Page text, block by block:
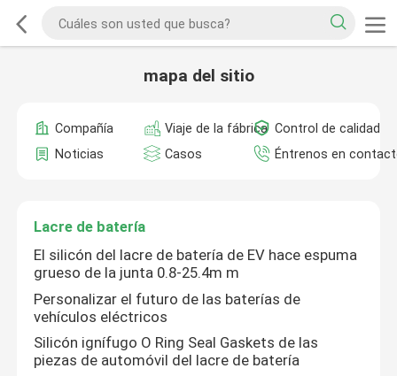
mapa del sitio
Compañía Viaje de la fábrica Control de calidad
Noticias
Casos Éntrenos en
Lacre de batería
El silicón del lacre de batería de EV hace espuma
grueso de la junta 0.8-25.4m m
Personalizar el futuro de las baterías de
vehículos eléctricos
Silicón ignífugo O Ring Seal Gaskets de las
piezas de automóvil del lacre de batería